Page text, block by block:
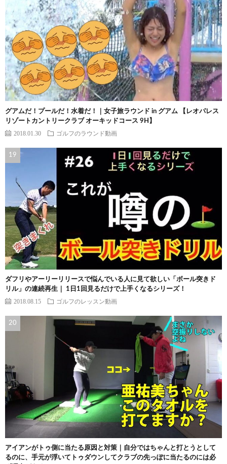
グアムだ！プールだ！水着だ！｜女子旅ラウンド in グアム 【レオパレス
リゾートカントリークラブ オーキッドコース 9H】
2018.01.30 ゴルフのラウンド動画
ダフリやアーリーリリースで悩んでいる人に見て欲しい「ボール突きド
リル」の連続再生｜ 1日1回見るだけで上手くなるシリーズ！
2018.08.15 ゴルフのレッスン動画
アイアンがトゥ側に当たる原因と対策｜自分ではちゃんと打とうとして
るのに、手元が浮いてトゥダウンしてクラブの先っぽに当たるのには必